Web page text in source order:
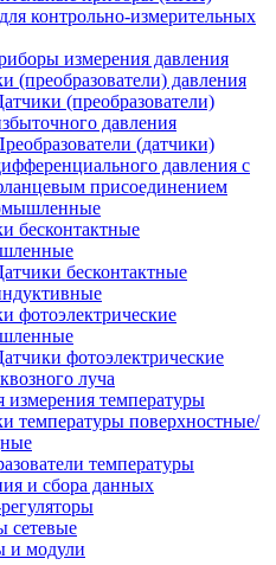
контрольно-измерительных
измерения давления
(преобразователи) давления
(преобразователи)
давления
(датчики)
давления с
присоединением
бесконтактные
бесконтактные
фотоэлектрические
фотоэлектрические
луча
температуры
температуры поверхностные/
температуры
и сбора данных
сетевые
и модули